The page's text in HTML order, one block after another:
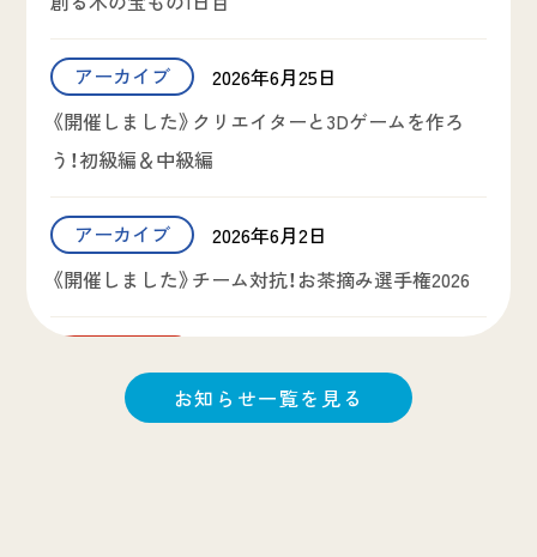
アーカイブ
2026年6月25日
《開催しました》クリエイターと3Dゲームを作ろ
う！初級編＆中級編
アーカイブ
2026年6月2日
《開催しました》チーム対抗！お茶摘み選手権2026
《お知らせ》特集紙面を県内施設に配架中
お知らせ一覧を見る